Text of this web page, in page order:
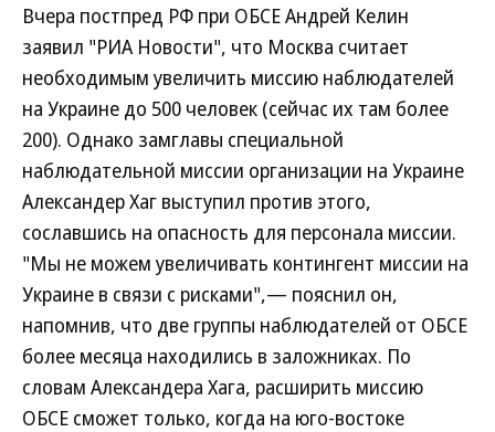
Вчера постпред РФ при ОБСЕ Андрей Келин
заявил "РИА Новости", что Москва считает
необходимым увеличить миссию наблюдателей
на Украине до 500 человек (сейчас их там более
200). Однако замглавы специальной
наблюдательной миссии организации на Украине
Александер Хаг выступил против этого,
сославшись на опасность для персонала миссии.
"Мы не можем увеличивать контингент миссии на
Украине в связи с рисками",— пояснил он,
напомнив, что две группы наблюдателей от ОБСЕ
более месяца находились в заложниках. По
словам Александера Хага, расширить миссию
ОБСЕ сможет только, когда на юго-востоке